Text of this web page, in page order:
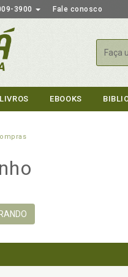
3900 Fale conosco
LIVROS EBOOKS